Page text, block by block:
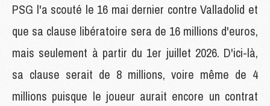
PSG l'a scouté le 16 mai dernier contre Valladolid et
que sa clause libératoire sera de 16 millions d'euros,
mais seulement à partir du 1er juillet 2026. D'ici-là,
sa clause serait de 8 millions, voire même de 4
millions puisque le joueur aurait encore un contrat